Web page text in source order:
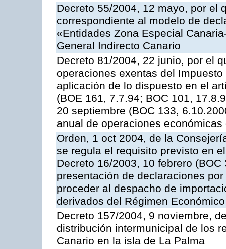
Decreto 55/2004, 12 mayo, por el
correspondiente al modelo de
«Entidades Zona Especial
General Indirecto Canario
Decreto 81/2004, 22 junio, por el
operaciones exentas del
aplicación de lo dispuesto en el
(BOE 161, 7.7.94; BOC 101,
20 septiembre (BOC 133,
anual de operaciones
Orden, 1 oct 2004, de la
se regula el requisito previsto en
Decreto 16/2003, 10 febrero
presentación de declaraciones
proceder al despacho de
derivados del Régimen
Decreto 157/2004, 9 noviembre,
distribución intermunicipal de los
Canario en la isla de La Palma